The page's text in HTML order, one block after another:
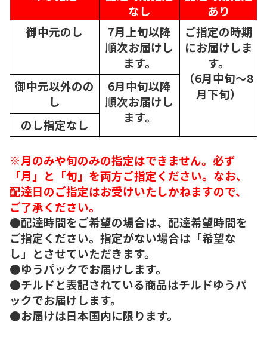
なし
あり
御中元のし
7月上旬以降
順次お届けし
ます。
ご指定の時期
にお届けしま
す。
（6月中旬～8
月下旬）
御中元以外のの
し
6月中旬以降
順次お届けし
ます。
のし指定なし
※月のみや旬のみの指定はできません。必ず
「月」と「旬」を両方ご指定ください。なお、
配達日のご指定はお受けいたしかねますので、
ご了承ください。
●配達時間をご希望の場合は、配達希望時間を
ご指定ください。指定がない場合は「希望な
し」とさせていただきます。
●ゆうパックでお届けします。
●チルドと表記されている商品はチルドゆうパ
ックでお届けします。
●お届けは日本国内に限ります。